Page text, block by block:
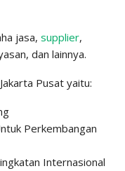
jasa, supplier,
dan lainnya.
Pusat yaitu:
Perkembangan
Internasional